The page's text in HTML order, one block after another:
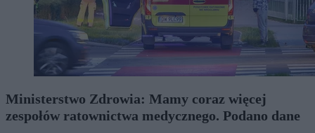
Ministerstwo Zdrowia: Mamy coraz więcej
zespołów ratownictwa medycznego. Podano dane